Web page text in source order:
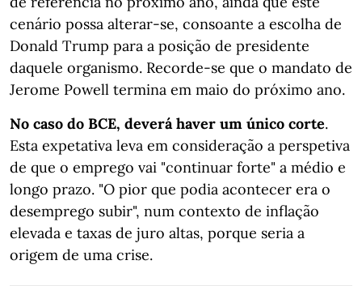
cenário possa alterar-se, consoante a escolha de
Donald Trump para a posição de presidente
daquele organismo. Recorde-se que o mandato de
Jerome Powell termina em maio do próximo ano.
No caso do BCE, deverá haver um único corte.
Esta expetativa leva em consideração a perspetiva
de que o emprego vai "continuar forte" a médio e
longo prazo. "O pior que podia acontecer era o
desemprego subir", num contexto de inflação
elevada e taxas de juro altas, porque seria a
origem de uma crise.